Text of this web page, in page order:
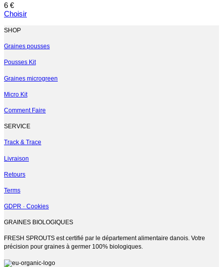
6 €
Choisir
produit
plusieurs
Les
peuvent
choisies
sur
la
page
produit
SHOP
Graines pousses
Pousses Kit
Graines microgreen
Micro Kit
Comment Faire
SERVICE
Track & Trace
Livraison
Retours
Terms
GDPR · Cookies
GRAINES BIOLOGIQUES
FRESH SPROUTS est certifié par le département alimentaire danois. Votre
précision pour graines à germer 100% biologiques.